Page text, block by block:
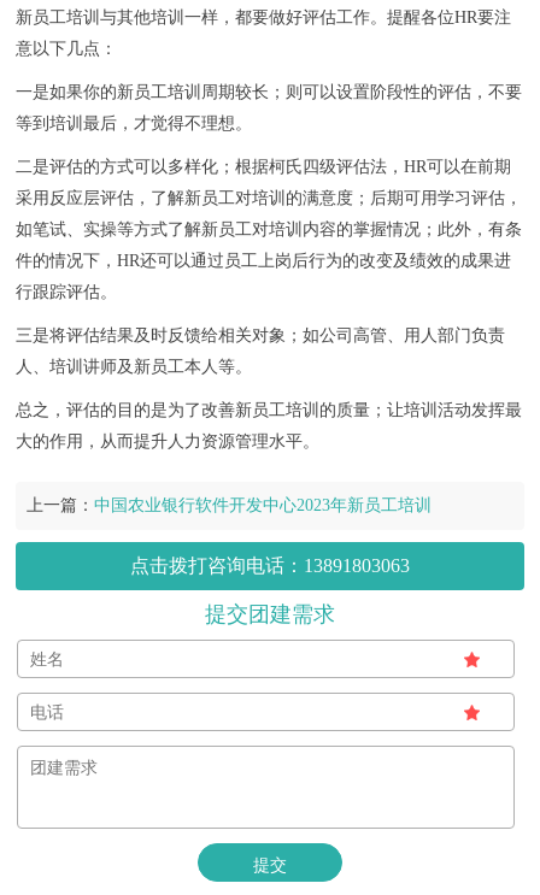
新员工培训与其他培训一样，都要做好评估工作。提醒各位HR要注
意以下几点：
一是如果你的新员工培训周期较长；则可以设置阶段性的评估，不要
等到培训最后，才觉得不理想。
二是评估的方式可以多样化；根据柯氏四级评估法，HR可以在前期
采用反应层评估，了解新员工对培训的满意度；后期可用学习评估，
如笔试、实操等方式了解新员工对培训内容的掌握情况；此外，有条
件的情况下，HR还可以通过员工上岗后行为的改变及绩效的成果进
行跟踪评估。
三是将评估结果及时反馈给相关对象；如公司高管、用人部门负责
人、培训讲师及新员工本人等。
总之，评估的目的是为了改善新员工培训的质量；让培训活动发挥最
大的作用，从而提升人力资源管理水平。
上一篇：中国农业银行软件开发中心2023年新员工培训
点击拨打咨询电话：13891803063
提交团建需求